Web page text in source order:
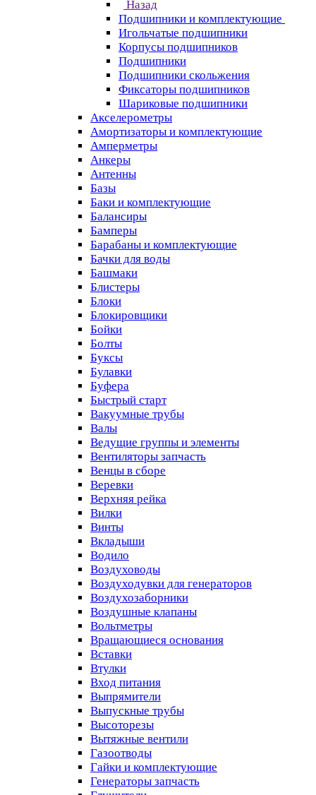
Назад
Подшипники и комплектующие
Игольчатые подшипники
Корпусы подшипников
Подшипники
Подшипники скольжения
Фиксаторы подшипников
Шариковые подшипники
Акселерометры
Амортизаторы и комплектующие
Амперметры
Анкеры
Антенны
Базы
Баки и комплектующие
Балансиры
Бамперы
Барабаны и комплектующие
Бачки для воды
Башмаки
Блистеры
Блоки
Блокировщики
Бойки
Болты
Буксы
Булавки
Буфера
Быстрый старт
Вакуумные трубы
Валы
Ведущие группы и элементы
Вентиляторы запчасть
Венцы в сборе
Веревки
Верхняя рейка
Вилки
Винты
Вкладыши
Водило
Воздуховоды
Воздуходувки для генераторов
Воздухозаборники
Воздушные клапаны
Вольтметры
Вращающиеся основания
Вставки
Втулки
Вход питания
Выпрямители
Выпускные трубы
Высоторезы
Вытяжные вентили
Газоотводы
Гайки и комплектующие
Генераторы запчасть